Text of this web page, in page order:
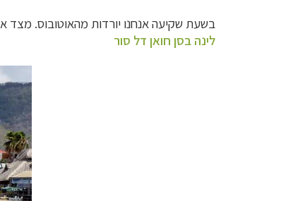
בשעת שקיעה אנחנו יורדות מהאוטובוס. מצד
לינה בסן חואן דל סור